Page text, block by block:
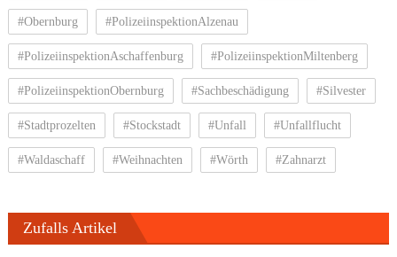
#Obernburg #PolizeiinspektionAlzenau
#PolizeiinspektionAschaffenburg #PolizeiinspektionMiltenberg
#PolizeiinspektionObernburg #Sachbeschädigung #Silvester
#Stadtprozelten #Stockstadt #Unfall #Unfallflucht
#Waldaschaff #Weihnachten #Wörth #Zahnarzt
Zufalls Artikel